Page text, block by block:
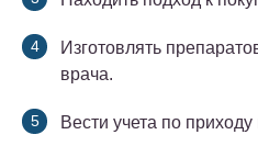
Изготовлять
врача.
Вести учета по